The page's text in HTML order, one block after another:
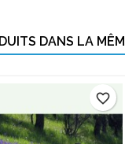
DANS LA
favorite_border